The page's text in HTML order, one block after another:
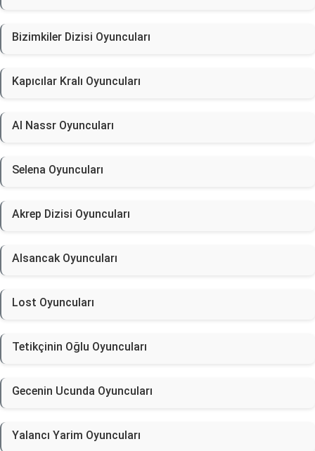
Bizimkiler Dizisi Oyuncuları
Kapıcılar Kralı Oyuncuları
Al Nassr Oyuncuları
Selena Oyuncuları
Akrep Dizisi Oyuncuları
Alsancak Oyuncuları
Lost Oyuncuları
Tetikçinin Oğlu Oyuncuları
Gecenin Ucunda Oyuncuları
Yalancı Yarim Oyuncuları